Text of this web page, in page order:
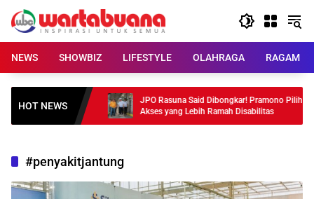
content
NEWS
SHOWBIZ LIFESTYLE OLAHRAGA RAGAM
HOT NEWS
Harga
JPO Rasuna Said Dibongkar! Pramono Pilih
Akses yang Lebih Ramah Disabilitas
#penyakitjantung